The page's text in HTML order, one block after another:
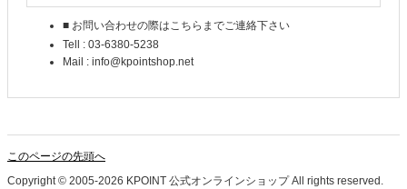
■ お問い合わせの際はこちらまでご連絡下さい
Tell : 03-6380-5238
Mail : info@kpointshop.net
このページの先頭へ
Copyright © 2005-2026 KPOINT 公式オンラインショップ All rights reserved.